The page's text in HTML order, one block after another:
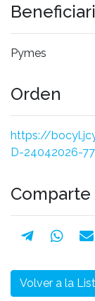
Pymes
Orden
https://
D-24042026-
Comparte
Volver a la